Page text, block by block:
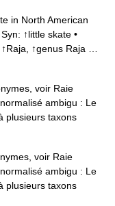
in North American
↑little skate •
↑Raja, ↑genus Raja …
voir Raie
ambigu : Le
plusieurs taxons
voir Raie
ambigu : Le
plusieurs taxons